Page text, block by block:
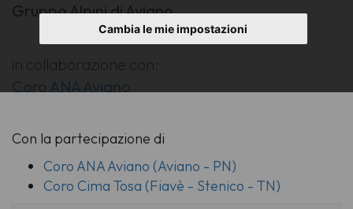
Cambia le mie impostazioni
Gruppo Alpini di Aviano
in collaborazione con:
Coro ANA Aviano
Con la partecipazione di
Coro ANA Aviano (Aviano - PN)
Coro Cima Tosa (Fiavè - Stenico - TN)